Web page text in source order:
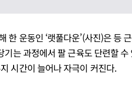
한 운동인 ‘랫풀다운’(사진)은 등
기는 과정에서 팔 근육도 단련할
시간이 늘어나 자극이 커진다.